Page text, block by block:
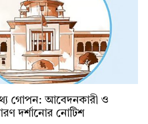
গোপন: আবেদনকারী ও
দর্শানোর নোটিশ